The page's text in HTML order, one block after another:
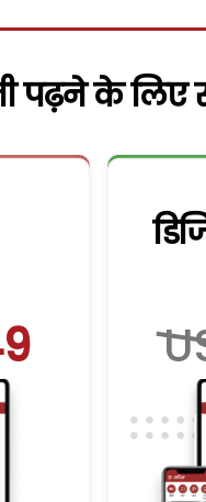
पढ़ने के लिए